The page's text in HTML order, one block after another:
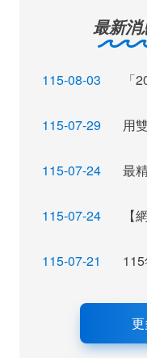
最新消
115-08-03
115-07-29
115-07-24
115-07-24
115-07-21